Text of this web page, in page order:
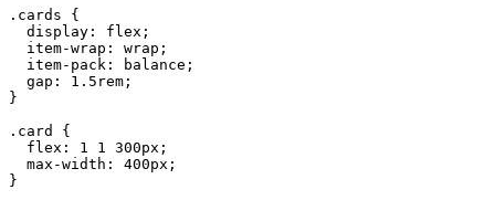
.cards {
  display: flex;
  item-wrap: wrap;
  item-pack: balance;
  gap: 1.5rem;
}
.card {
  flex: 1 1 300px;
  max-width: 400px;
}